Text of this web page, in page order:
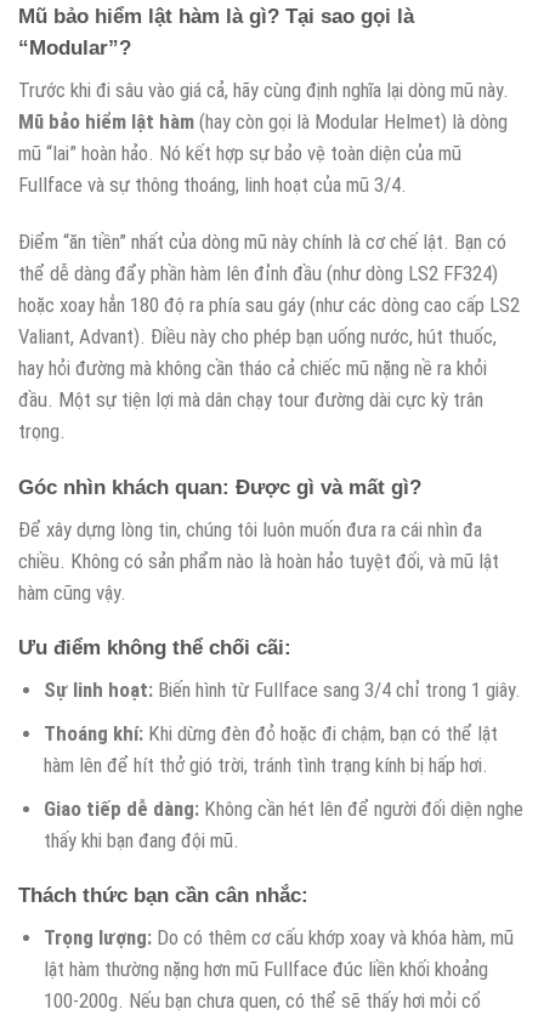
Mũ bảo hiểm lật hàm là gì? Tại sao gọi là
“Modular”?
Trước khi đi sâu vào giá cả, hãy cùng định nghĩa lại dòng mũ này.
Mũ bảo hiểm lật hàm (hay còn gọi là Modular Helmet) là dòng
mũ “lai” hoàn hảo. Nó kết hợp sự bảo vệ toàn diện của mũ
Fullface và sự thông thoáng, linh hoạt của mũ 3/4.
Điểm “ăn tiền” nhất của dòng mũ này chính là cơ chế lật. Bạn có
thể dễ dàng đẩy phần hàm lên đỉnh đầu (như dòng LS2 FF324)
hoặc xoay hẳn 180 độ ra phía sau gáy (như các dòng cao cấp LS2
Valiant, Advant). Điều này cho phép bạn uống nước, hút thuốc,
hay hỏi đường mà không cần tháo cả chiếc mũ nặng nề ra khỏi
đầu. Một sự tiện lợi mà dân chạy tour đường dài cực kỳ trân
trọng.
Góc nhìn khách quan: Được gì và mất gì?
Để xây dựng lòng tin, chúng tôi luôn muốn đưa ra cái nhìn đa
chiều. Không có sản phẩm nào là hoàn hảo tuyệt đối, và mũ lật
hàm cũng vậy.
Ưu điểm không thể chối cãi:
Sự linh hoạt:Biến hình từ Fullface sang 3/4 chỉ trong 1 giây.
Thoáng khí:Khi dừng đèn đỏ hoặc đi chậm, bạn có thể lật
hàm lên để hít thở gió trời, tránh tình trạng kính bị hấp hơi.
Giao tiếp dễ dàng:Không cần hét lên để người đối diện nghe
thấy khi bạn đang đội mũ.
Thách thức bạn cần cân nhắc:
Trọng lượng:Do có thêm cơ cấu khớp xoay và khóa hàm, mũ
lật hàm thường nặng hơn mũ Fullface đúc liền khối khoảng
100-200g. Nếu bạn chưa quen, có thể sẽ thấy hơi mỏi cổ